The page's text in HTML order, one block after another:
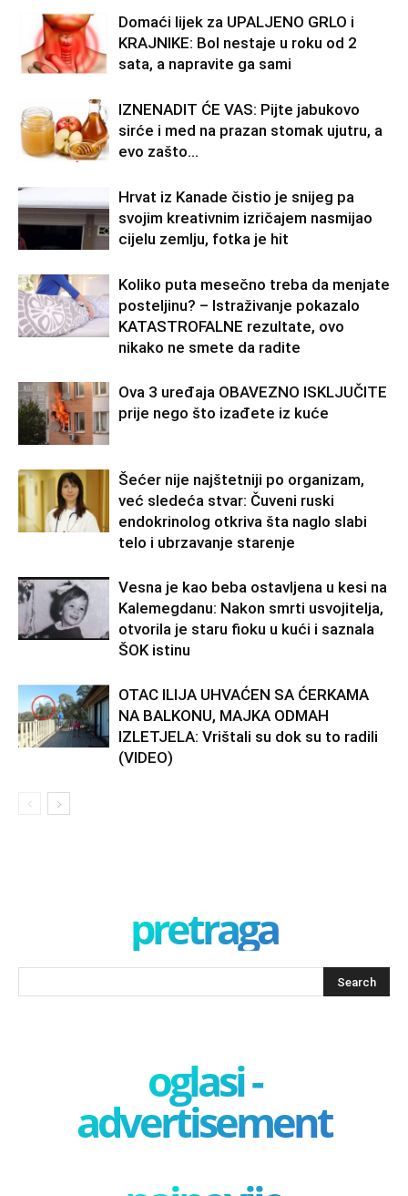
Domaći lijek za UPALJENO GRLO i
KRAJNIKE: Bol nestaje u roku od 2
sata, a napravite ga sami
IZNENADIT ĆE VAS: Pijte jabukovo
sirće i med na prazan stomak ujutru, a
evo zašto…
Hrvat iz Kanade čistio je snijeg pa
svojim kreativnim izričajem nasmijao
cijelu zemlju, fotka je hit
Koliko puta mesečno treba da menjate
posteljinu? – Istraživanje pokazalo
KATASTROFALNE rezultate, ovo
nikako ne smete da radite
Ova 3 uređaja OBAVEZNO ISKLJUČITE
prije nego što izađete iz kuće
Šećer nije najštetniji po organizam,
već sledeća stvar: Čuveni ruski
endokrinolog otkriva šta naglo slabi
telo i ubrzavanje starenje
Vesna je kao beba ostavljena u kesi na
Kalemegdanu: Nakon smrti usvojitelja,
otvorila je staru fioku u kući i saznala
ŠOK istinu
OTAC ILIJA UHVAĆEN SA ĆERKAMA
NA BALKONU, MAJKA ODMAH
IZLETJELA: Vrištali su dok su to radili
(VIDEO)
pretraga
oglasi -
advertisement